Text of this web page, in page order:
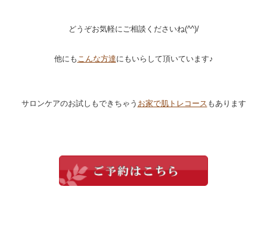
どうぞお気軽にご相談くださいね(^^)/
他にも こんな方達にもいらして頂いています♪
サロンケアのお試しもできちゃう お家で肌トレコース もあります